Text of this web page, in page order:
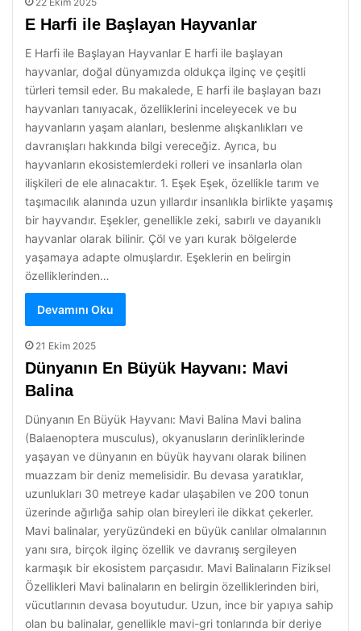
E Harfi ile Başlayan Hayvanlar
E Harfi ile Başlayan Hayvanlar E harfi ile başlayan
hayvanlar, doğal dünyamızda oldukça ilginç ve çeşitli
türleri temsil eder. Bu makalede, E harfi ile başlayan bazı
hayvanları tanıyacak, özelliklerini inceleyecek ve bu
hayvanların yaşam alanları, beslenme alışkanlıkları ve
davranışları hakkında bilgi vereceğiz. Ayrıca, bu
hayvanların ekosistemlerdeki rolleri ve insanlarla olan
ilişkileri de ele alınacaktır. 1. Eşek Eşek, özellikle tarım ve
taşımacılık alanında uzun yıllardır insanlıkla birlikte yaşamış
bir hayvandır. Eşekler, genellikle zeki, sabırlı ve dayanıklı
hayvanlar olarak bilinir. Çöl ve yarı kurak bölgelerde
yaşamaya adapte olmuşlardır. Eşeklerin en belirgin
özelliklerinden…
Devamını Oku
21 Ekim 2025
Dünyanın En Büyük Hayvanı: Mavi
Balina
Dünyanın En Büyük Hayvanı: Mavi Balina Mavi balina
(Balaenoptera musculus), okyanusların derinliklerinde
yaşayan ve dünyanın en büyük hayvanı olarak bilinen
muazzam bir deniz memelisidir. Bu devasa yaratıklar,
uzunlukları 30 metreye kadar ulaşabilen ve 200 tonun
üzerinde ağırlığa sahip olan bireyleri ile dikkat çekerler.
Mavi balinalar, yeryüzündeki en büyük canlılar olmalarının
yanı sıra, birçok ilginç özellik ve davranış sergileyen
karmaşık bir ekosistem parçasıdır. Mavi Balinaların Fiziksel
Özellikleri Mavi balinaların en belirgin özelliklerinden biri,
vücutlarının devasa boyutudur. Uzun, ince bir yapıya sahip
olan bu balinalar, genellikle mavi-gri tonlarında bir deriye